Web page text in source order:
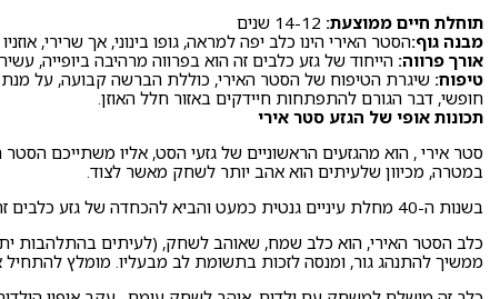
תוחלת חיים ממוצעת: 14-12 שנים
מבנה גוף:הסטר האירי הינו כלב יפה למראה, גופו בינוני, אך שרירי,
אורך פרווה: הייחוד של גזע כלבים זה הוא בפרווה מרהיבה ביופייה,
טיפוח: שיגרת הטיפוח של הסטר האירי, כוללת הברשה קבועה, על מנת
חופשי, דבר הגורם להתפתחות חיידקים באזור חלל האוזן.
תכונות אופי של הגזע סטר אירי
במטרה, מכיוון שלעיתים הוא אהב יותר לשחק מאשר לצוד.
בשנות ה-40 מחלת עיניים גנטית כמעט והביא להכחדה של גזע כלבים זה, אולם פיתוחים בתחום זיהוי הדי.אן.אי הביאו להצלת הגזע.
כלב הסטר האירי, הוא כלב שמח, שאוהב לשחק, (לעיתים בהתלהבות
ממשיך להתנהג גור, ומנסה לזכות בתשומת לב מבעליו. מומלץ